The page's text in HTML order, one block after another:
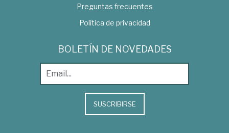
Preguntas frecuentes
Política de privacidad
BOLETÍN DE NOVEDADES
SUSCRIBIRSE